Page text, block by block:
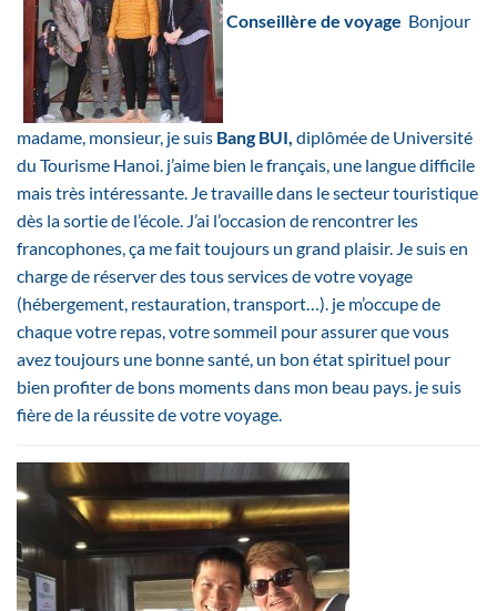
Conseillère de voyage Bonjour
madame, monsieur, je suis Bang BUI, diplômée de Université
du Tourisme Hanoi. j’aime bien le français, une langue difficile
mais très intéressante. Je travaille dans le secteur touristique
dès la sortie de l’école. J’ai l’occasion de rencontrer les
francophones, ça me fait toujours un grand plaisir. Je suis en
charge de réserver des tous services de votre voyage
(hébergement, restauration, transport…). je m’occupe de
chaque votre repas, votre sommeil pour assurer que vous
avez toujours une bonne santé, un bon état spirituel pour
bien profiter de bons moments dans mon beau pays. je suis
fière de la réussite de votre voyage.